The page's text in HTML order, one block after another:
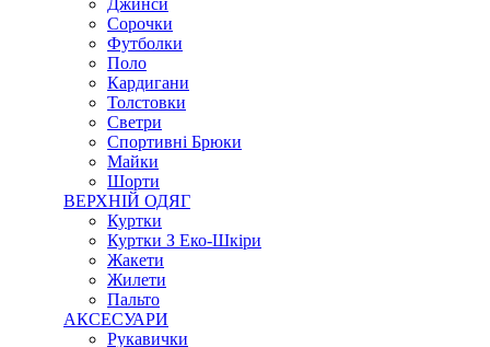
Джинси
Сорочки
Футболки
Поло
Кардигани
Толстовки
Светри
Спортивні Брюки
Майки
Шорти
ВЕРХНІЙ ОДЯГ
Куртки
Куртки З Еко-Шкіри
Жакети
Жилети
Пальто
АКСЕСУАРИ
Рукавички